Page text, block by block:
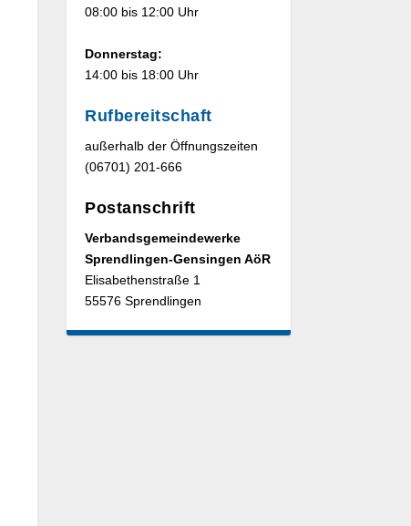
08:00 bis 12:00 Uhr
Donnerstag:
14:00 bis 18:00 Uhr
Rufbereitschaft
außerhalb der Öffnungszeiten
(06701) 201-666
Postanschrift
Verbandsgemeindewerke
Sprendlingen-Gensingen AöR
Elisabethenstraße 1
55576 Sprendlingen